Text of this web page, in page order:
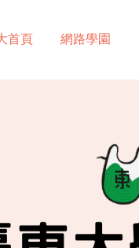
首頁 網路學園